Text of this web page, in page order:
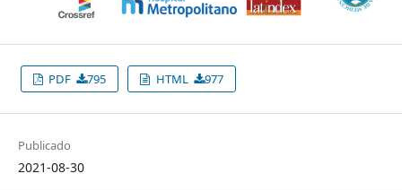
PDF 795 HTML 977
Publicado
2021-08-30